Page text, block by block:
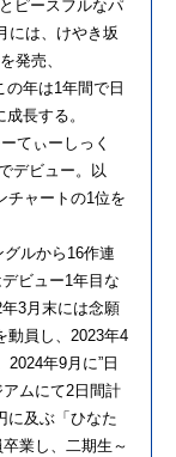
ピースフルなパ
には、けやき坂
発売、
年は1年間で日
長する。
てぃーしっく
デビュー。以
チャートの1位を
ルから16作連
ビュー1年目な
3月末には念願
動員し、2023年4
年9月に”日
ムにて2日間計
に及ぶ「ひなた
業し、二期生～